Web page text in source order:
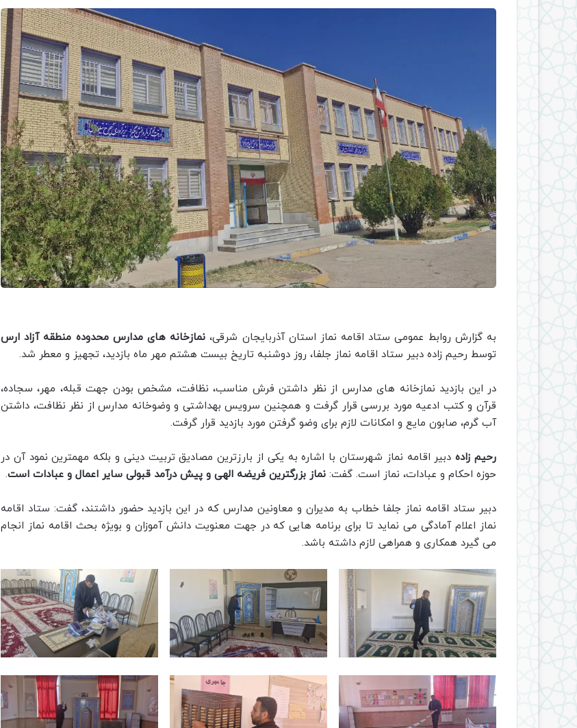
به گزارش روابط عمومی ستاد اقامه نماز استان آذربایجان شرقی،نمازخانه های مدارس محدوده منطقه آزاد ارس
توسط رحیم زاده دبیر ستاد اقامه نماز جلفا، روز دوشنبه تاریخ بیست هشتم مهر ماه بازدید، تجهیز و معطر شد.
در این بازدید نمازخانه های مدارس از نظر داشتن فرش مناسب، نظافت، مشخص بودن جهت قبله، مهر، سجاده،
قرآن و کتب ادعیه مورد بررسی قرار گرفت و همچنین سرویس بهداشتی و وضوخانه مدارس از نظر نظافت، داشتن
آب گرم، صابون مایع و امکانات لازم برای وضو گرفتن مورد بازدید قرار گرفت.
رحیم زادهدبیر اقامه نماز شهرستان با اشاره به یکی از بارزترین مصادیق تربیت دینی و بلکه مهمترین نمود آن در
حوزه احکام و عبادات، نماز است. گفت: نماز بزرگترین فریضه ‌الهی و پیش‌ درآمد قبولی سایر اعمال و عبادات است.
دبیر ستاد اقامه نماز جلفا خطاب به مدیران و معاونین مدارس که در این بازدید حضور داشتند، گفت: ستاد اقامه
نماز اعلام آمادگی می نماید تا برای برنامه هایی که در جهت معنویت دانش آموزان و بویژه بحث اقامه نماز انجام
می گیرد همکاری و همراهی لازم داشته باشد.